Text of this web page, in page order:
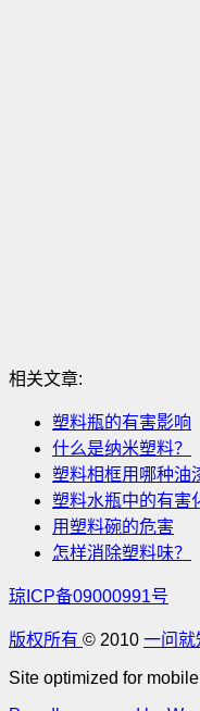
相关文章:
塑料瓶的有害影响
什么是纳米塑料？
塑料相框用哪种油
塑料水瓶中的有害
用塑料碗的危害
怎样消除塑料味？
琼ICP备09000991号
版权所有 © 2010 一问就
Site optimized for